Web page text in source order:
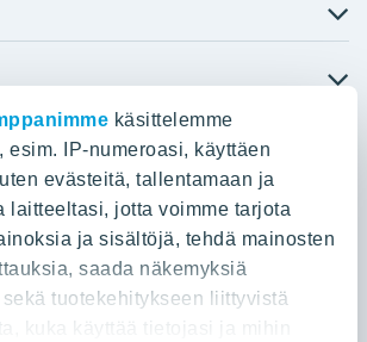
käsittelemme
esim. IP-numeroasi, käyttäen
evästeitä, tallentamaan ja
laitteeltasi, jotta voimme tarjota
ja sisältöjä, tehdä mainosten
saada näkemyksiä
tuotekehitykseen liittyvistä
kuka käyttää tietojasi ja mihin
Helsinki